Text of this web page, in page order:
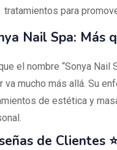
tratamientos para
Nail Spa: Más
el nombre “Sonya Nail
va mucho más allá. Su
de estética y
de Clientes